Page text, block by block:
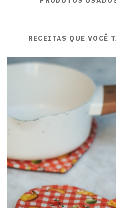
RECEITAS QUE VOCÊ